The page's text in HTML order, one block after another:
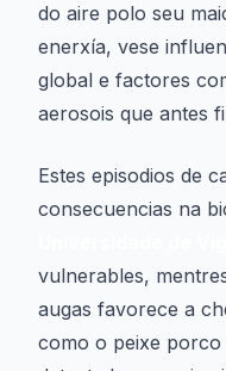
do aire polo seu
enerxía, vese
global e factores
aerosois que antes
Estes episodios de
consecuencias na
vulnerables,
augas favorece a
como o peixe